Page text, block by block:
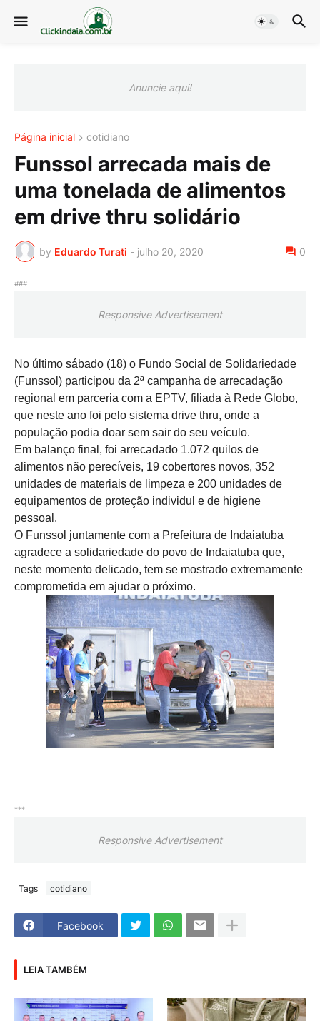
Anuncie aqui!
Página inicial cotidiano
Funssol arrecada mais de
uma tonelada de alimentos
em drive thru solidário
by Eduardo Turati - julho 20, 2020 0
###
Responsive Advertisement
No último sábado (18) o Fundo Social de Solidariedade
(Funssol) participou da 2ª campanha de arrecadação
regional em parceria com a EPTV, filiada à Rede Globo,
que neste ano foi pelo sistema drive thru, onde a
população podia doar sem sair do seu veículo.
Em balanço final, foi arrecadado 1.072 quilos de
alimentos não perecíveis, 19 cobertores novos, 352
unidades de materiais de limpeza e 200 unidades de
equipamentos de proteção individul e de higiene
pessoal.
O Funssol juntamente com a Prefeitura de Indaiatuba
agradece a solidariedade do povo de Indaiatuba que,
neste momento delicado, tem se mostrado extremamente
comprometida em ajudar o próximo.
***
Responsive Advertisement
Tags cotidiano
Facebook
LEIA TAMBÉM